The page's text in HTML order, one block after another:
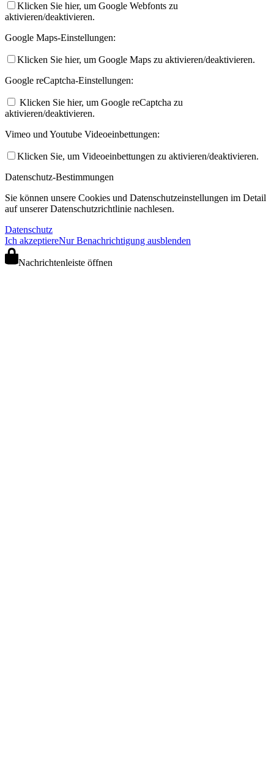
Klicken Sie hier, um Google Webfonts zu
aktivieren/deaktivieren.
Google Maps-Einstellungen:
Klicken Sie hier, um Google Maps zu aktivieren/deaktivieren.
Google reCaptcha-Einstellungen:
Klicken Sie hier, um Google reCaptcha zu
aktivieren/deaktivieren.
Vimeo und Youtube Videoeinbettungen:
Klicken Sie, um Videoeinbettungen zu aktivieren/deaktivieren.
Datenschutz-Bestimmungen
Sie können unsere Cookies und Datenschutzeinstellungen im Detail
auf unserer Datenschutzrichtlinie nachlesen.
Datenschutz
Ich akzeptiereNur Benachrichtigung ausblenden
Nachrichtenleiste öffnen